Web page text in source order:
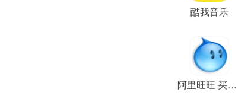
酷我音乐
阿里旺旺 买家版